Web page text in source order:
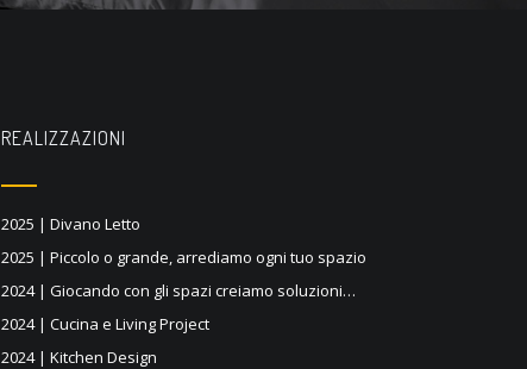
REALIZZAZIONI
2025 | Divano Letto
2025 | Piccolo o grande, arrediamo ogni tuo spazio
2024 | Giocando con gli spazi creiamo soluzioni…
2024 | Cucina e Living Project
2024 | Kitchen Design